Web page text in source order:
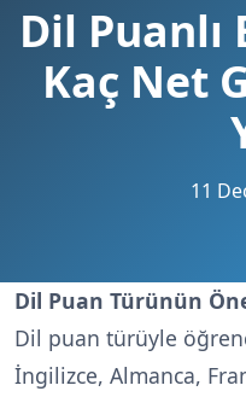
Dil
Kaç Net
11
Dil Puan Türünün
Dil puan türüyle
İngilizce, Almanca,